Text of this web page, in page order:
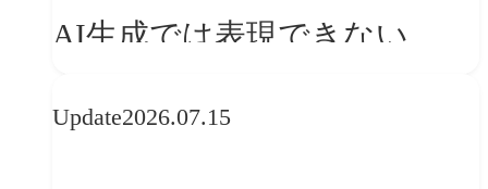
AI生成では表現できない
望
Update2026.07.15